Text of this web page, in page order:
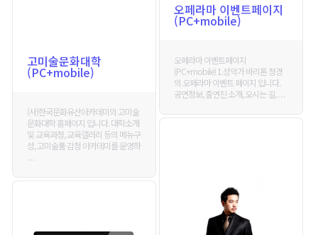
고미술문화대학
(PC+mobile)
(사)한국문화유산아카데미의 고미술
문화대학 홈페이지 입니다. 대학소개
및 교육과정, 교육갤러리 등의 메뉴구
성, 고미술품 감정 아카데미를 운영하
. . .
오페라마 이벤트페이지
(PC+mobile)
오페라마 이벤트페이지
(PC+mobile) 1.성악가 바리톤 정경
의 오페라마 이벤트 페이지 입니다.
공연정보, 출연진 소개, 오시는 길, . . .